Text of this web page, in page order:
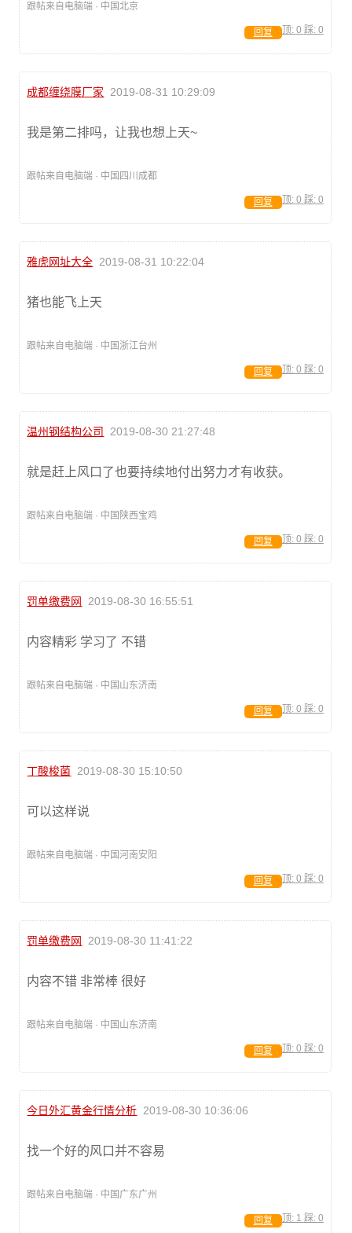
跟帖来自电脑端 · 中国北京
顶: 0 踩: 0
回复
成都缠绕膜厂家 2019-08-31 10:29:09
我是第二排吗，让我也想上天~
跟帖来自电脑端 · 中国四川成都
顶: 0 踩: 0
回复
雅虎网址大全 2019-08-31 10:22:04
猪也能飞上天
跟帖来自电脑端 · 中国浙江台州
顶: 0 踩: 0
回复
温州钢结构公司 2019-08-30 21:27:48
就是赶上风口了也要持续地付出努力才有收获。
跟帖来自电脑端 · 中国陕西宝鸡
顶: 0 踩: 0
回复
罚单缴费网 2019-08-30 16:55:51
内容精彩 学习了 不错
跟帖来自电脑端 · 中国山东济南
顶: 0 踩: 0
回复
丁酸梭菌 2019-08-30 15:10:50
可以这样说
跟帖来自电脑端 · 中国河南安阳
顶: 0 踩: 0
回复
罚单缴费网 2019-08-30 11:41:22
内容不错 非常棒 很好
跟帖来自电脑端 · 中国山东济南
顶: 0 踩: 0
回复
今日外汇黄金行情分析 2019-08-30 10:36:06
找一个好的风口并不容易
跟帖来自电脑端 · 中国广东广州
顶: 1 踩: 0
回复